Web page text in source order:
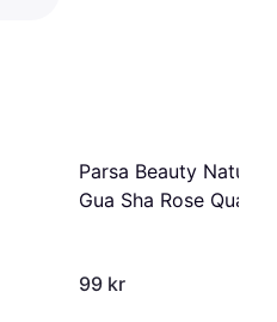
Parsa Beauty Nature
Gua Sha Rose Quartz
99 kr